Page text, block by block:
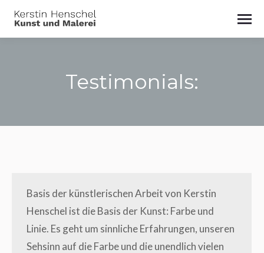
Testimonials:
Basis der künst­le­ri­schen Arbeit von Kers­tin
Hen­schel ist die Basis der Kunst: Far­be und
Linie. Es geht um sinn­li­che Erfah­run­gen, unse­ren
Seh­sinn auf die Far­be und die unend­lich vie­len